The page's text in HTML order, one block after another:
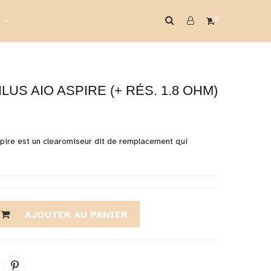
0
AIO ASPIRE (+ RÉS. 1.8 OHM)
est un clearomiseur dit de remplacement qui
AJOUTER AU PANIER